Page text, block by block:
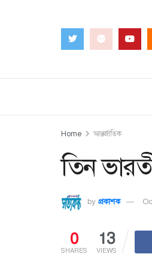
Home আন্তর্জাতিক
তিন
by প্রকাশক
0
SHARES
13
VIEWS